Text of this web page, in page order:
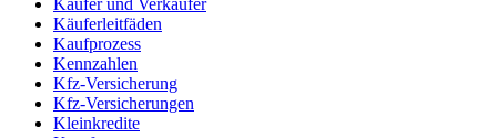
Käufer und Verkäufer
Käuferleitfäden
Kaufprozess
Kennzahlen
Kfz-Versicherung
Kfz-Versicherungen
Kleinkredite